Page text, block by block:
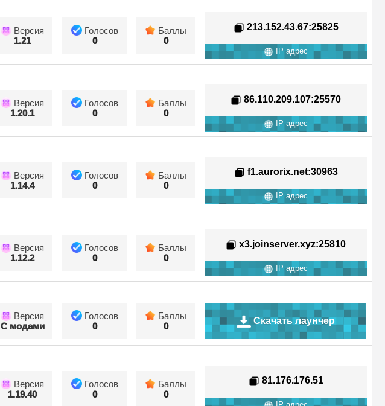
Версия
1.21
Голосов
0
Баллы
0
213.152.43.67:25825
IP адрес
Версия
1.20.1
Голосов
0
Баллы
0
86.110.209.107:25570
IP адрес
Версия
1.14.4
Голосов
0
Баллы
0
f1.aurorix.net:30963
IP адрес
Версия
1.12.2
Голосов
0
Баллы
0
x3.joinserver.xyz:25810
IP адрес
Версия
С модами
Голосов
0
Баллы
0
Скачать лаунчер
Версия
1.19.40
Голосов
0
Баллы
0
81.176.176.51